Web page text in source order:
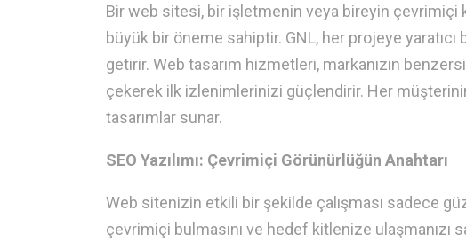
Bir web sitesi, bir işletmenin veya bireyin çevrimiçi
büyük bir öneme sahiptir. GNL, her projeye
getirir. Web tasarım hizmetleri, markanızın
çekerek ilk izlenimlerinizi güçlendirir. Her
tasarımlar sunar.
SEO Yazılımı: Çevrimiçi Görünürlüğün Anahtarı
Web sitenizin etkili bir şekilde çalışması sadece
çevrimiçi bulmasını ve hedef kitlenize ulaşmanızı